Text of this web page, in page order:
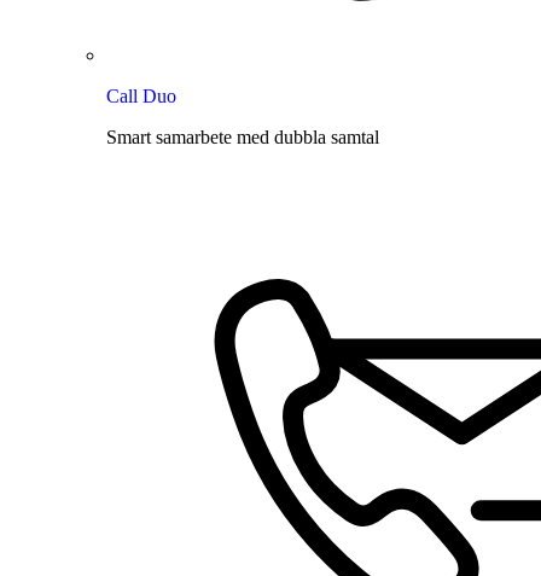
Call Duo
Smart samarbete med dubbla samtal